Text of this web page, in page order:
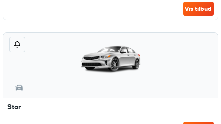
Vis tilbud
Stor